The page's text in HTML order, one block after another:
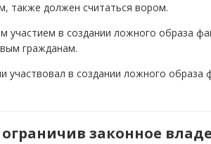
также должен считаться вором.
участием в создании ложного образа
гражданам.
участвовал в создании ложного
законное